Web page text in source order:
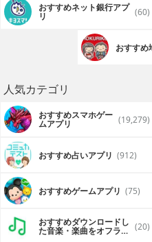
おすすめネット銀行アプ
リ (60)
おすすめ
人気カテゴリ
おすすめスマホゲー
ムアプリ (19,279)
おすすめ占いアプリ (912)
おすすめゲームアプリ (75)
おすすめダウンロードし
た音楽・楽曲をオフライ (20)